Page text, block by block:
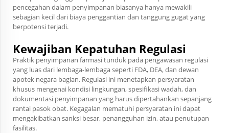
pencegahan dalam penyimpanan biasanya hanya mewakili
sebagian kecil dari biaya penggantian dan tanggung gugat yang
berpotensi terjadi.
Kewajiban Kepatuhan Regulasi
Praktik penyimpanan farmasi tunduk pada pengawasan regulasi
yang luas dari lembaga-lembaga seperti FDA, DEA, dan dewan
apotek negara bagian. Regulasi ini menetapkan persyaratan
khusus mengenai kondisi lingkungan, spesifikasi wadah, dan
dokumentasi penyimpanan yang harus dipertahankan sepanjang
rantai pasok obat. Kegagalan mematuhi persyaratan ini dapat
mengakibatkan sanksi besar, penangguhan izin, atau penutupan
fasilitas.